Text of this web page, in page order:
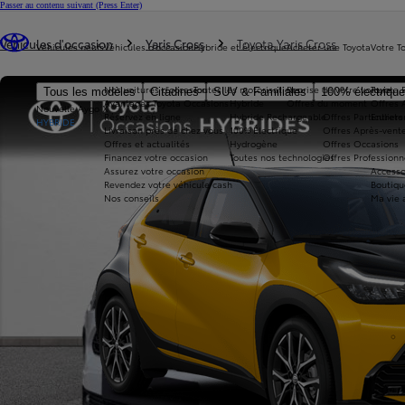
Passer au contenu suivant (Press Enter)
Véhicules neufs
Tous les modèles Citadines SUV & Familiales 100%
Nouvelle Aygo X
HYBRIDE
Véhicules d'occasion
Nos voitures d'occasion
Avantages Toyota Occasions
Réservez en ligne
Livraison près de chez vous
Offres et actualités
Financez votre occasion
Assurez votre occasion
Revendez votre véhicule cash
Nos conseils
Hybride et électrique
Toutes les motorisations
Hybride
Hybride Rechargeable
100% Électrique
Hydrogène
Toutes nos technologies
Acheter une Toyota
Reprise de votre voiture
Offres du moment
Offres Après-
Offres Occasions
Offres
Votre
Toyota
Offres
Ma vie
Véhicules d'occasion Yaris Cross Toyota Yaris Cross